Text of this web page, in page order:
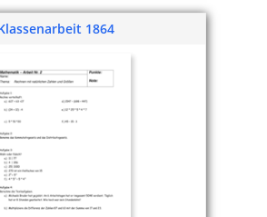
1864